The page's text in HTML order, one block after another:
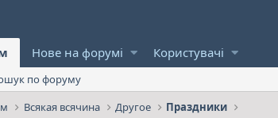
Нове на форумі Користувачі
по форуму
Всякая всячина Другое Праздники